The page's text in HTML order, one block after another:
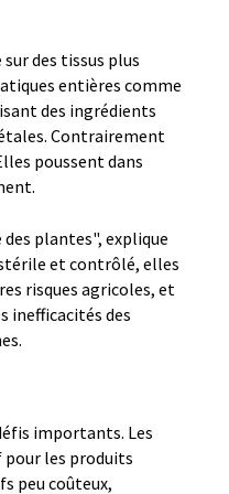
des tissus plus
entières comme
des ingrédients
Contrairement
poussent dans
plantes", explique
et contrôlé, elles
risques agricoles, et
inefficacités des
importants. Les
les produits
peu coûteux,